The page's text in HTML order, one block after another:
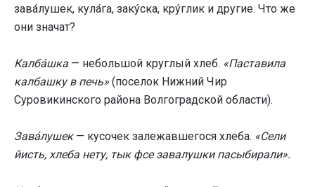
зава́лушек, кула́га, заку́ска, кру́глик и другие. Что же
они значат?
Калба́шка — небольшой круглый хлеб. «Паставила
калбашку в печь» (поселок Нижний Чир
Суровикинского района Волгоградской области).
Зава́лушек— кусочек залежавшегося хлеба. «Сели
йисть, хлеба нету, тык фсе завалушки пасыбирали».